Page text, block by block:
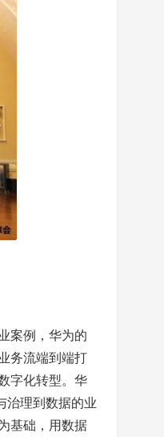
案例，华为的
务流端到端打
字化转型。华
治理到数据的业
基础，用数据